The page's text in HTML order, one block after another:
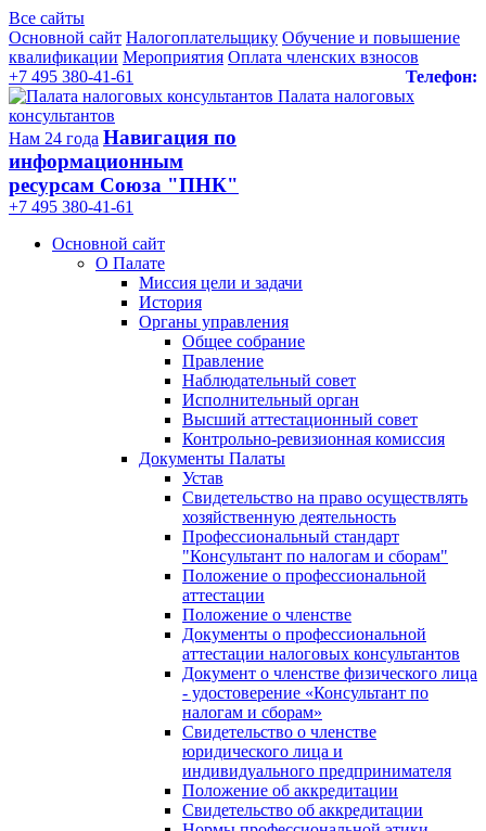
Все сайты
Основной сайт Налогоплательщику Обучение и повышение
квалификации Мероприятия Оплата членских взносов
Телефон:
+7 495 380-41-61
Палата налоговых
консультантов
Нам 24 года Навигация по
информационным
ресурсам Союза "ПНК"
+7 495 380‑41‑61
Основной сайт
О Палате
Миссия цели и задачи
История
Органы управления
Общее собрание
Правление
Наблюдательный совет
Исполнительный орган
Высший аттестационный совет
Контрольно-ревизионная комиссия
Документы Палаты
Устав
Свидетельство на право осуществлять
хозяйственную деятельность
Профессиональный стандарт
"Консультант по налогам и сборам"
Положение о профессиональной
аттестации
Положение о членстве
Документы о профессиональной
аттестации налоговых консультантов
Документ о членстве физического лица
- удостоверение «Консультант по
налогам и сборам»
Свидетельство о членстве
юридического лица и
индивидуального предпринимателя
Положение об аккредитации
Свидетельство об аккредитации